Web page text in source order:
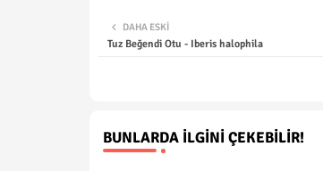
DAHA ESKI
Tuz Beğendi Otu - Iberis halophila
BUNLARDA İLGINI ÇEKEBILIR!